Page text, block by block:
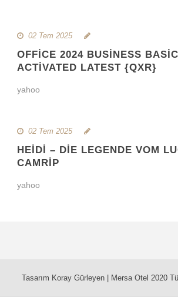
02 Tem 2025
OFFICE 2024 BUSINESS
ACTIVATED LATEST {QXR}
yahoo
02 Tem 2025
HEIDI – DIE LEGENDE VOM
CAMRIP
yahoo
Tasarım Koray Gürleyen | Mersa Otel 2020